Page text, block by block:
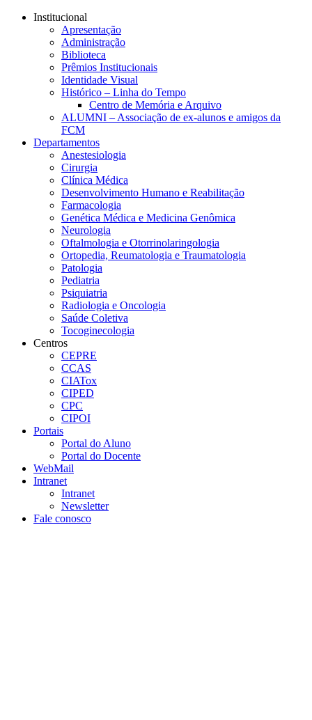
Conteúdo principal
Institucional
Apresentação
Administração
Biblioteca
Prêmios Institucionais
Identidade Visual
Histórico – Linha do Tempo
Centro de Memória e Arquivo
ALUMNI – Associação de ex-alunos e amigos da
FCM
Departamentos
Anestesiologia
Cirurgia
Clínica Médica
Desenvolvimento Humano e Reabilitação
Farmacologia
Genética Médica e Medicina Genômica
Neurologia
Oftalmologia e Otorrinolaringologia
Ortopedia, Reumatologia e Traumatologia
Patologia
Pediatria
Psiquiatria
Radiologia e Oncologia
Saúde Coletiva
Tocoginecologia
Centros
CEPRE
CCAS
CIATox
CIPED
CPC
CIPOI
Portais
Portal do Aluno
Portal do Docente
WebMail
Intranet
Intranet
Newsletter
Fale conosco